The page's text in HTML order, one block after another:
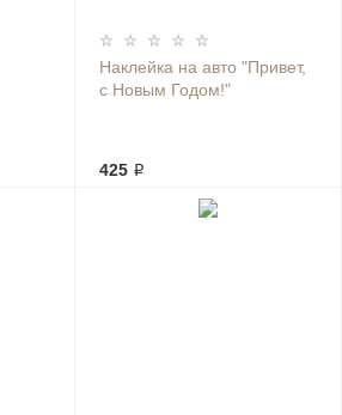
Наклейка на авто "Привет,
с Новым Годом!"
425 ₽